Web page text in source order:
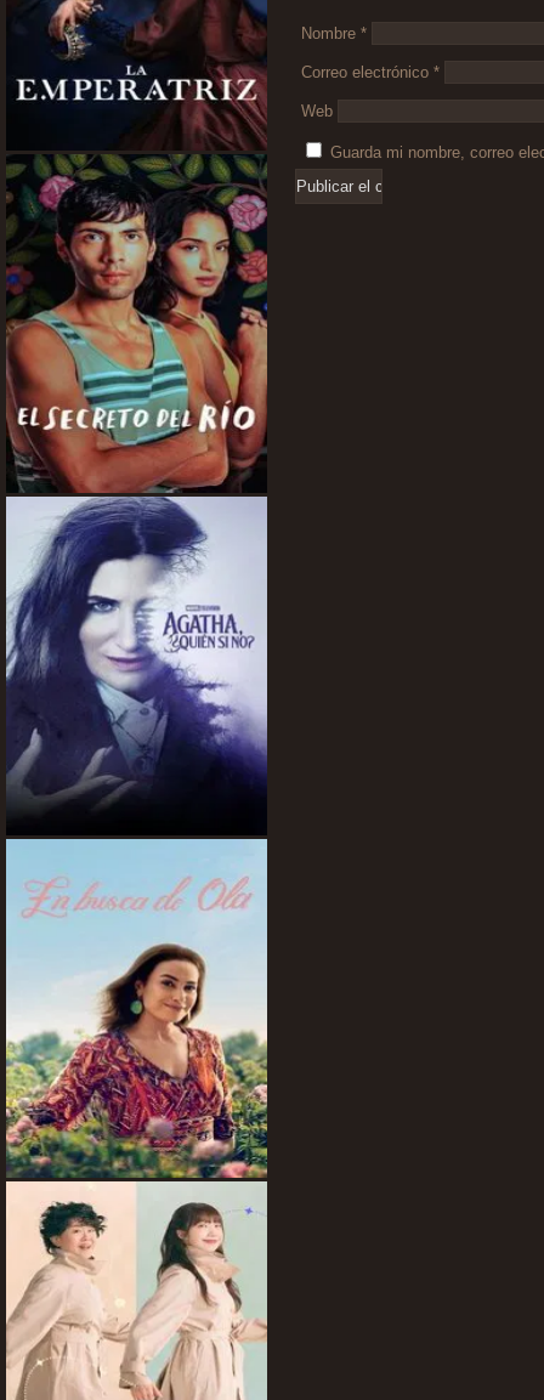
Nombre *
Correo electrónico *
Web
Guarda mi nombre, correo